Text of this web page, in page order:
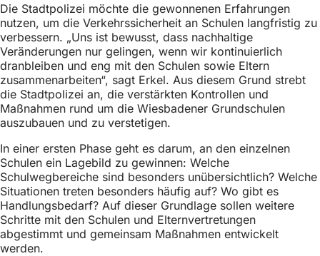
Die Stadtpolizei möchte die gewonnenen Erfahrungen
nutzen, um die Verkehrssicherheit an Schulen langfristig zu
verbessern. „Uns ist bewusst, dass nachhaltige
Veränderungen nur gelingen, wenn wir kontinuierlich
dranbleiben und eng mit den Schulen sowie Eltern
zusammenarbeiten“, sagt Erkel. Aus diesem Grund strebt
die Stadtpolizei an, die verstärkten Kontrollen und
Maßnahmen rund um die Wiesbadener Grundschulen
auszubauen und zu verstetigen.
In einer ersten Phase geht es darum, an den einzelnen
Schulen ein Lagebild zu gewinnen: Welche
Schulwegbereiche sind besonders unübersichtlich? Welche
Situationen treten besonders häufig auf? Wo gibt es
Handlungsbedarf? Auf dieser Grundlage sollen weitere
Schritte mit den Schulen und Elternvertretungen
abgestimmt und gemeinsam Maßnahmen entwickelt
werden.